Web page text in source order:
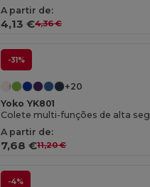
A partir de:
4,13 €4,36 €
-31%
+20
Yoko YK801
Colete multi-funções de alta
A partir de:
7,68 €11,20 €
-4%